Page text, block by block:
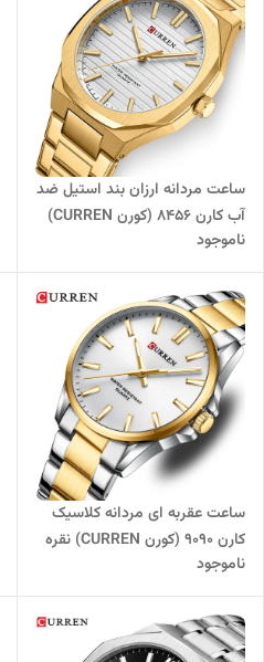
ساعت مردانه ارزان بند استیل ضد
آب کارن 8456 (کورن CURREN)
طلایی-سفید
ناموجود
ساعت عقربه ای مردانه کلاسیک
کارن 9090 (کورن CURREN) نقره
ای-طلایی-سفید
ناموجود